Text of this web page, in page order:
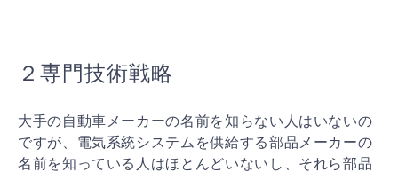
２専門技術戦略
大手の自動車メーカーの名前を知らない人はいないの
ですが、電気系統システムを供給する部品メーカーの
名前を知 っている人はほとんどいないし、それら部品